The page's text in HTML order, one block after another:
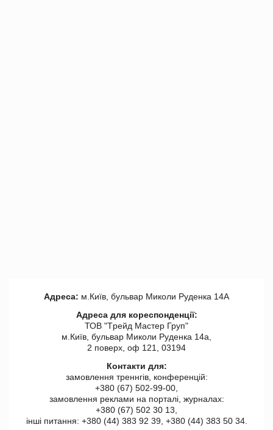
Адреса: м.Київ, бульвар Миколи Руденка 14А
Адреса для кореспонденції:
ТОВ "Tрейд Мастер Груп"
м.Київ, бульвар Миколи Руденка 14а,
2 поверх, оф 121, 03194
Контакти для:
замовлення треннгів, конференцій:
+380 (67) 502-99-00,
замовлення реклами на порталі, журналах:
+380 (67) 502 30 13,
інші питання: +380 (44) 383 92 39, +380 (44) 383 50 34.